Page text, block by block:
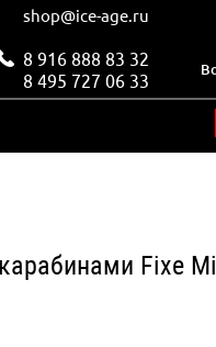
shop@ice-age.ru
8 916 888 83 32
8 495 727 06 33
Fixe